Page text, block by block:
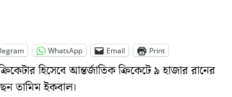
WhatsApp Email Print
হিসেবে আন্তর্জাতিক ক্রিকেটে ৯ হাজার রানের
তামিম ইকবাল।